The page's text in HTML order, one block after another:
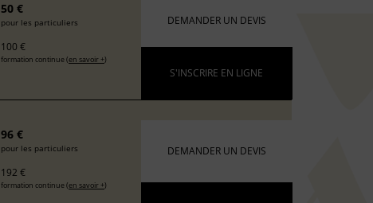
50 €
pour les particuliers
100 €
formation continue (en savoir +)
DEMANDER UN DEVIS
S'INSCRIRE EN LIGNE
96 €
pour les particuliers
192 €
formation continue (en savoir +)
DEMANDER UN DEVIS